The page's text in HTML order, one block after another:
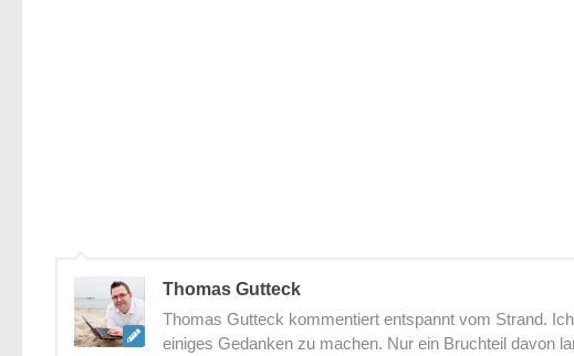
Thomas Gutteck
Thomas Gutteck kommentiert entspannt vom Strand.
einiges Gedanken zu machen. Nur ein Bruchteil davon